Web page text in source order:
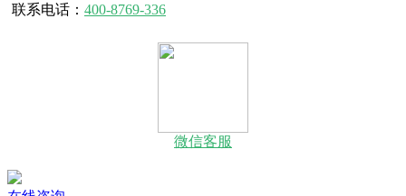
联系电话： 400-8769-336
微信客服